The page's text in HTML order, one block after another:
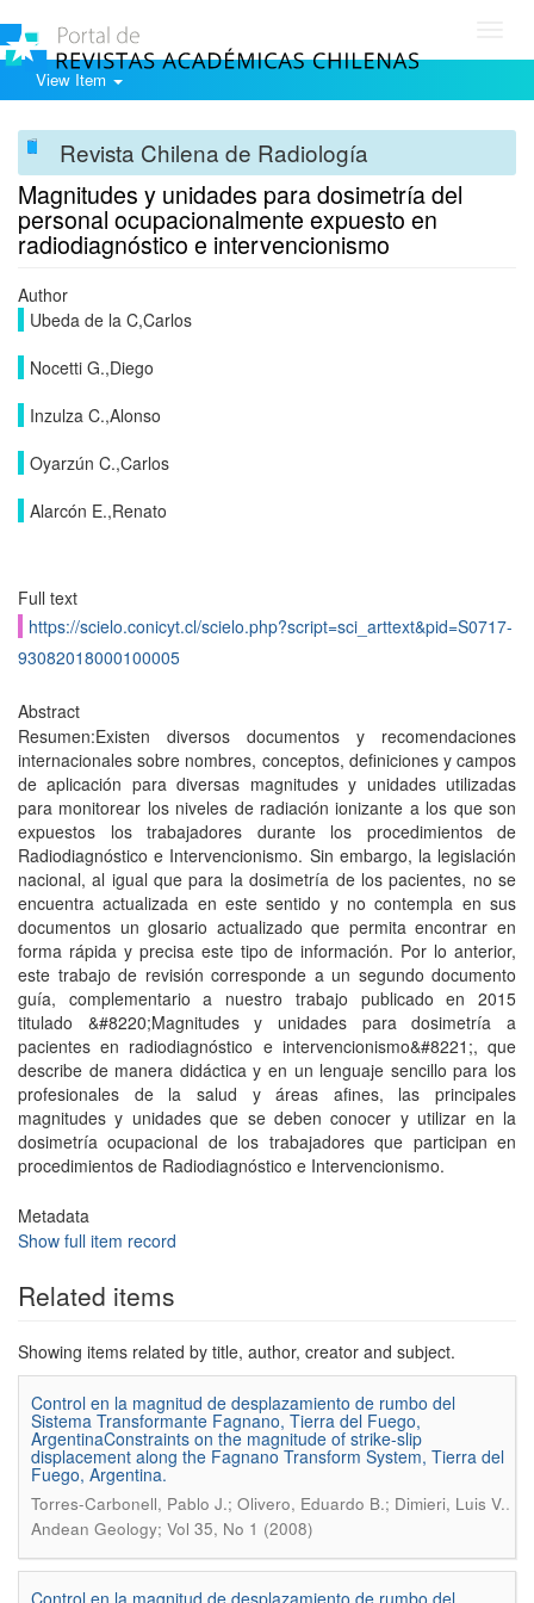
View Item
Revista Chilena de Radiología
Magnitudes y unidades para dosimetría del
personal ocupacionalmente expuesto en
radiodiagnóstico e intervencionismo
Author
Ubeda de la C,Carlos
Nocetti G.,Diego
Inzulza C.,Alonso
Oyarzún C.,Carlos
Alarcón E.,Renato
Full text
https://scielo.conicyt.cl/scielo.php?script=sci_arttext&pid=S0717-
93082018000100005
Abstract
Resumen:Existen diversos documentos y recomendaciones
internacionales sobre nombres, conceptos, definiciones y campos
de aplicación para diversas magnitudes y unidades utilizadas
para monitorear los niveles de radiación ionizante a los que son
expuestos los trabajadores durante los procedimientos de
Radiodiagnóstico e Intervencionismo. Sin embargo, la legislación
nacional, al igual que para la dosimetría de los pacientes, no se
encuentra actualizada en este sentido y no contempla en sus
documentos un glosario actualizado que permita encontrar en
forma rápida y precisa este tipo de información. Por lo anterior,
este trabajo de revisión corresponde a un segundo documento
guía, complementario a nuestro trabajo publicado en 2015
titulado &#8220;Magnitudes y unidades para dosimetría a
pacientes en radiodiagnóstico e intervencionismo&#8221;, que
describe de manera didáctica y en un lenguaje sencillo para los
profesionales de la salud y áreas afines, las principales
magnitudes y unidades que se deben conocer y utilizar en la
dosimetría ocupacional de los trabajadores que participan en
procedimientos de Radiodiagnóstico e Intervencionismo.
Metadata
Show full item record
Related items
Showing items related by title, author, creator and subject.
Control en la magnitud de desplazamiento de rumbo del
Sistema Transformante Fagnano, Tierra del Fuego,
ArgentinaConstraints on the magnitude of strike-slip
displacement along the Fagnano Transform System, Tierra del
Fuego, Argentina.
Torres-Carbonell, Pablo J.; Olivero, Eduardo B.; Dimieri, Luis V..
Andean Geology; Vol 35, No 1 (2008)
Control en la magnitud de desplazamiento de rumbo del